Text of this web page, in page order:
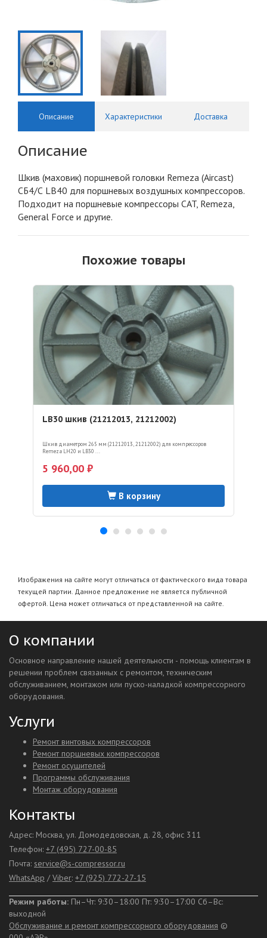
Описание Характеристики Доставка
Описание
Шкив (маховик) поршневой головки Remeza (Aircast)
СБ4/С LB40 для поршневых воздушных компрессоров.
Подходит на поршневые компрессоры CAT, Remeza,
General Force и другие.
Похожие товары
LB30 шкив (21212013, 21212002)
Шкив диаметром 265 мм (21212013, 21212002) для компрессоров
Remeza LH20 и LB30 ...
5 960,00 ₽
В корзину
Изображения на сайте могут отличаться от фактического вида товара
текущей партии. Данное предложение не является публичной
офертой. Цена может отличаться от представленной на сайте.
О компании
Основное направление нашей деятельности - помощь клиентам в
решении проблем связанных с ремонтом, техническим
обслуживанием, монтажом или пуско-наладкой компрессорного
оборудования.
Услуги
Ремонт винтовых компрессоров
Ремонт поршневых компрессоров
Ремонт осушителей
Программы обслуживания
Монтаж оборудования
Контакты
Адрес: Москва, ул. Домодедовская, д. 28, офис 311
Телефон: +7 (495) 727-00-85
Почта: service@s-compressor.ru
WhatsApp / Viber: +7 (925) 772-27-15
Режим работы: Пн–Чт: 9:30–18:00 Пт: 9:30–17:00 Сб–Вс:
выходной
Обслуживание и ремонт компрессорного оборудования ©